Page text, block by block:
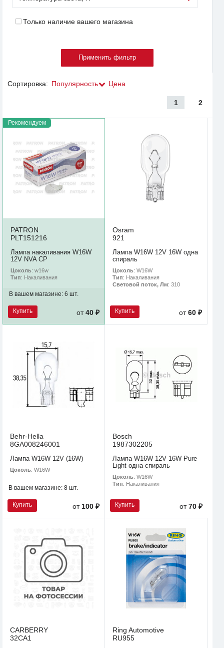
Только наличие вашего магазина
Сортировка: Популярность Цена
1 2
Рекомендуем
PATRON
PLT151216
Лампа накаливания W16W
12V NVA CP
Цоколь: w16w
Тип: Накаливания
В вашем магазине: 6 шт.
Купить от40 ₽
Osram
921
Лампа W16W 12V 16W одна
спираль
Цоколь: W16W
Тип: Накаливания
Световой поток, Лм: 310
Купить от60 ₽
Behr-Hella
8GA008246001
Лампа W16W 12V (16W)
Цоколь: W16W
В вашем магазине: 8 шт.
Купить от 100 ₽
Bosch
1987302205
Лампа W16W 12V 16W Pure
Light одна спираль
Цоколь: W16W
Тип: Накаливания
Купить от70 ₽
CARBERRY
32CA1
Ring Automotive
RU955